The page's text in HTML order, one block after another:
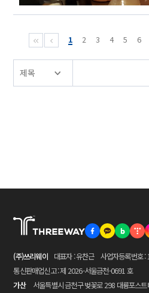
1 2 3 4 5 6
(주)쓰리웨이 대표자 : 유찬근 사업자등록번호 :
통신판매업신고 : 제 2026-서울금천-0691 호
가산
서울특별시 금천구 벚꽃로 298 대륭포스